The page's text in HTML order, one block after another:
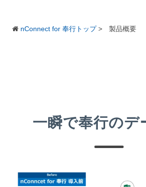
nConnect for 奉行トップ> 製品概要
一瞬で奉行のデ